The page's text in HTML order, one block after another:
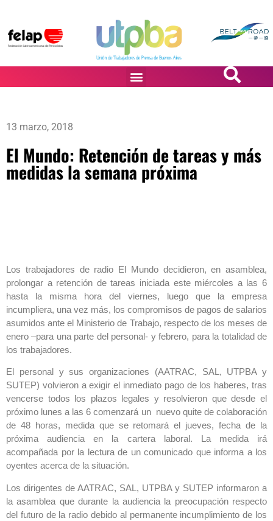
13 marzo, 2018
El Mundo: Retención de tareas y más
medidas la semana próxima
Los trabajadores de radio El Mundo decidieron, en asamblea,
prolongar a retención de tareas iniciada este miércoles a las 6
hasta la misma hora del viernes, luego que la empresa
incumpliera, una vez más, los compromisos de pagos de salarios
asumidos ante el Ministerio de Trabajo, respecto de los meses de
enero –para una parte del personal- y febrero, para la totalidad de
los trabajadores.
El personal y sus organizaciones (AATRAC, SAL, UTPBA y
SUTEP) volvieron a exigir el inmediato pago de los haberes, tras
vencerse todos los plazos legales y resolvieron que desde el
próximo lunes a las 6 comenzará un nuevo quite de colaboración
de 48 horas, medida que se retomará el jueves, fecha de la
próxima audiencia en la cartera laboral. La medida irá
acompañada por la lectura de un comunicado que informa a los
oyentes acerca de la situación.
Los dirigentes de AATRAC, SAL, UTPBA y SUTEP informaron a
la asamblea que durante la audiencia la preocupación respecto
del futuro de la radio debido al permanente incumplimiento de los